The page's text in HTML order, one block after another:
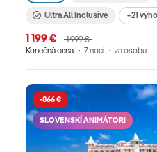
Ultra All Inclusive +21
1 199 €
1 999 €
Konečná cena
7 nocí za osobu
-866 €
SLOVENSKÍ ANIMÁTORI